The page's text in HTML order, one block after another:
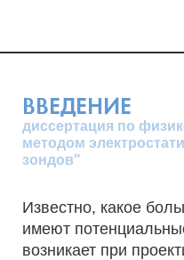
ВВЕДЕНИЕ
диссертация по
методом
зондов"
Известно, какое
имеют
возникает при